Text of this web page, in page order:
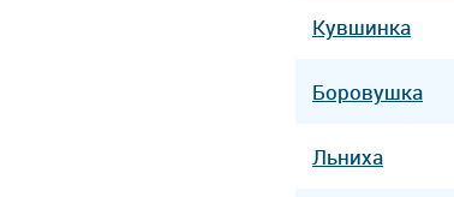
Кувшинка
Боровушка
Льниха